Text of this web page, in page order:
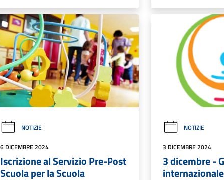
NOTIZIE
6 DICEMBRE 2024
Iscrizione al Servizio Pre-Post
Scuola per la Scuola
NOTIZIE
3 DICEMBRE 2024
3 dicembre -